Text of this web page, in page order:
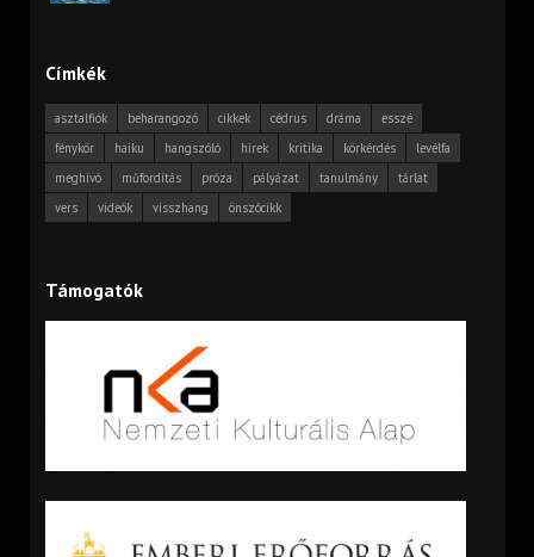
Címkék
asztalfiók beharangozó cikkek cédrus dráma
esszé
fénykör
haiku hangszóló hírek kritika körkérdés
levélfa
meghívó
műfordítás próza pályázat tanulmány
tárlat
vers
videók visszhang önszócikk
Támogatók